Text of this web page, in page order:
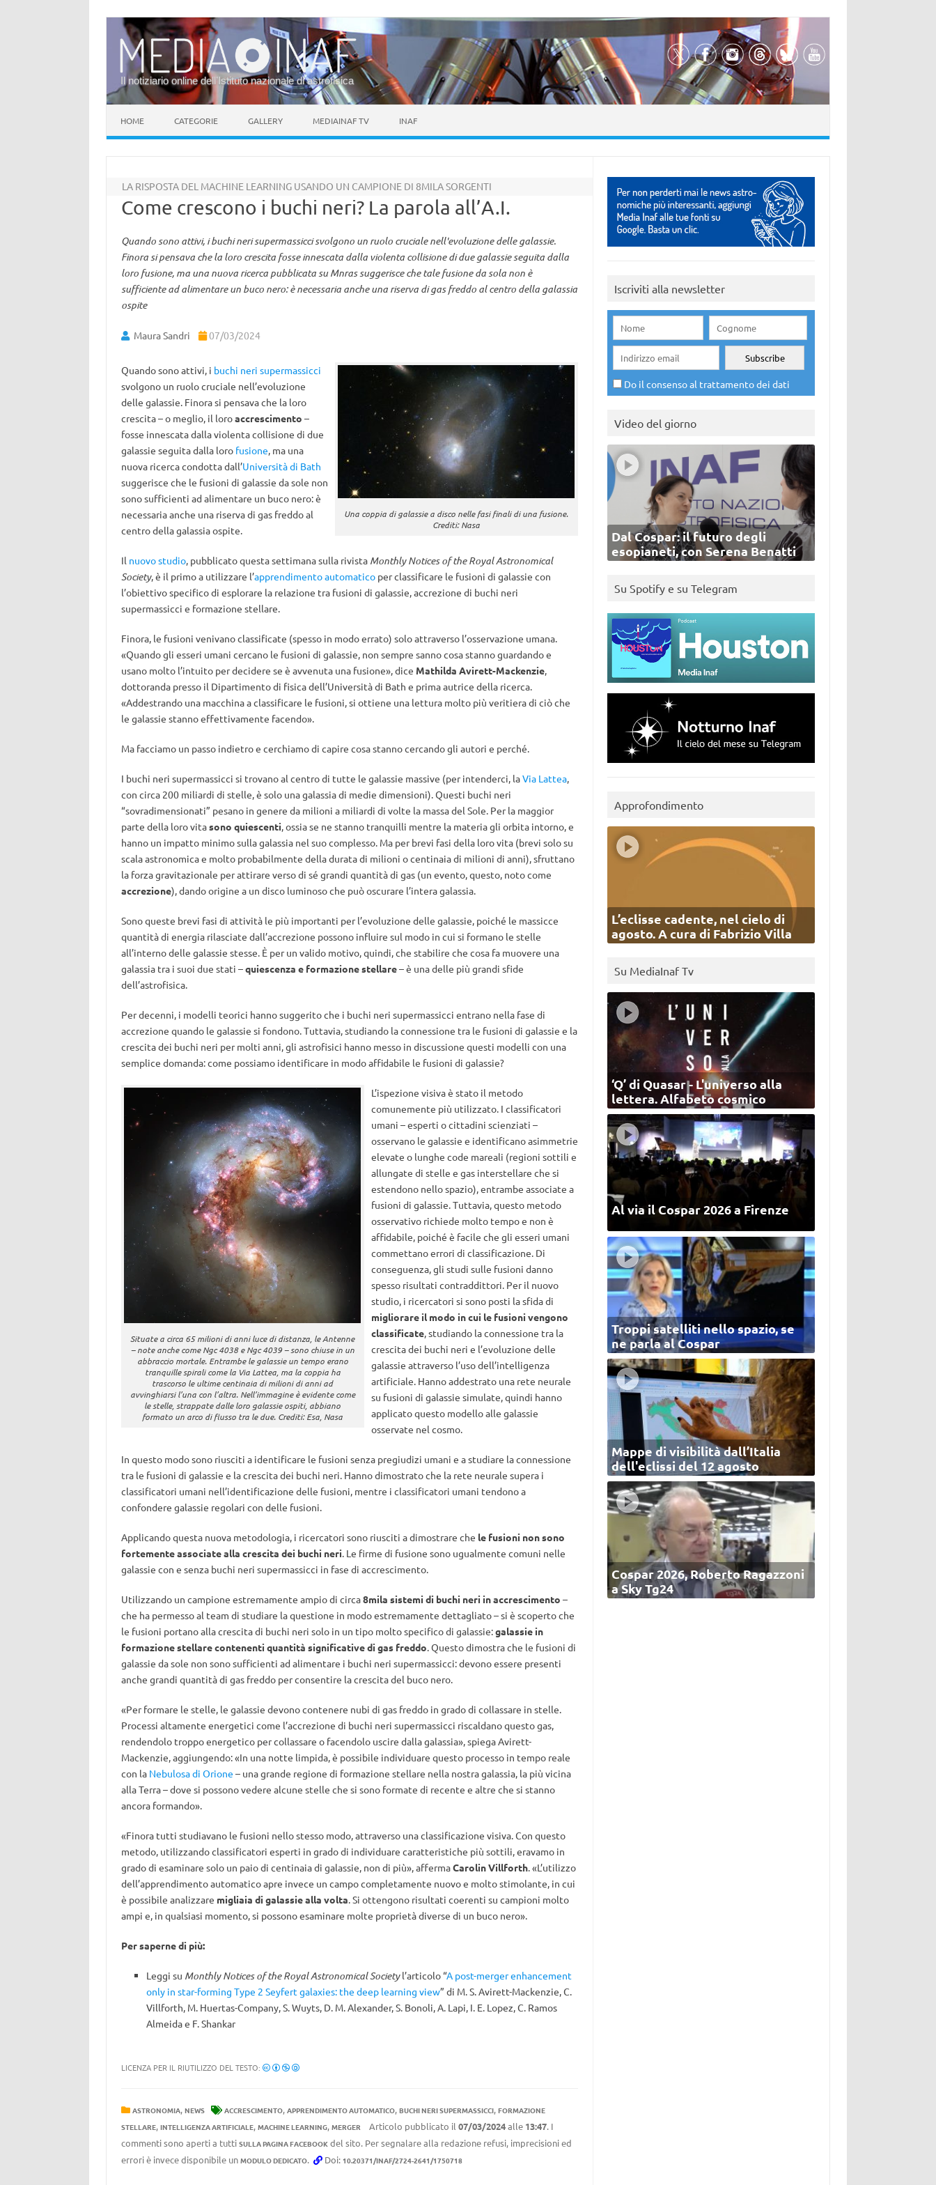
Il notiziario online dell’Istituto nazionale di astrofisica
HOME CATEGORIE GALLERY MEDIAINAF TV INAF
LA RISPOSTA DEL MACHINE LEARNING USANDO UN CAMPIONE DI 8MILA SORGENTI
Come crescono i buchi neri? La parola all’A.I.
Quando sono attivi, i buchi neri supermassicci svolgono un ruolo cruciale nell'evoluzione delle galassie.
Finora si pensava che la loro crescita fosse innescata dalla violenta collisione di due galassie seguita dalla
loro fusione, ma una nuova ricerca pubblicata su Mnras suggerisce che tale fusione da sola non è
sufficiente ad alimentare un buco nero: è necessaria anche una riserva di gas freddo al centro della galassia
ospite
Maura Sandri 07/03/2024
Una coppia di galassie a disco nelle fasi finali di una fusione.
Crediti: Nasa
Quando sono attivi, i buchi neri supermassicci
svolgono un ruolo cruciale nell’evoluzione
delle galassie. Finora si pensava che la loro
crescita – o meglio, il loroaccrescimento –
fosse innescata dalla violenta collisione di due
galassie seguita dalla loro fusione, ma una
nuova ricerca condotta dall’Università di Bath
suggerisce che le fusioni di galassie da sole non
sono sufficienti ad alimentare un buco nero: è
necessaria anche una riserva di gas freddo al
centro della galassia ospite.
Il nuovo studio, pubblicato questa settimana sulla rivista Monthly Notices of the Royal Astronomical
Society, è il primo a utilizzare l’apprendimento automaticoper classificare le fusioni di galassie con
l’obiettivo specifico di esplorare la relazione tra fusioni di galassie, accrezione di buchi neri
supermassicci e formazione stellare.
Finora, le fusioni venivano classificate (spesso in modo errato) solo attraverso l’osservazione umana.
«Quando gli esseri umani cercano le fusioni di galassie, non sempre sanno cosa stanno guardando e
usano molto l’intuito per decidere se è avvenuta una fusione», dice Mathilda Avirett-Mackenzie,
dottoranda presso il Dipartimento di fisica dell’Università di Bath e prima autrice della ricerca.
«Addestrando una macchina a classificare le fusioni, si ottiene una lettura molto più veritiera di ciò che
le galassie stanno effettivamente facendo».
Ma facciamo un passo indietro e cerchiamo di capire cosa stanno cercando gli autori e perché.
I buchi neri supermassicci si trovano al centro di tutte le galassie massive (per intenderci, laVia Lattea,
con circa 200 miliardi di stelle, è solo una galassia di medie dimensioni). Questi buchi neri
“sovradimensionati” pesano in genere da milioni a miliardi di volte la massa del Sole. Per la maggior
parte della loro vitasono quiescenti, ossia se ne stanno tranquilli mentre la materia gli orbita intorno, e
hanno un impatto minimo sulla galassia nel suo complesso. Ma per brevi fasi della loro vita (brevi solo su
scala astronomica e molto probabilmente della durata di milioni o centinaia di milioni di anni), sfruttano
la forza gravitazionale per attirare verso di sé grandi quantità di gas (un evento, questo, noto come
accrezione), dando origine a un disco luminoso che può oscurare l’intera galassia.
Sono queste brevi fasi di attività le più importanti per l’evoluzione delle galassie, poiché le massicce
quantità di energia rilasciate dall’accrezione possono influire sul modo in cui si formano le stelle
all’interno delle galassie stesse. È per un valido motivo, quindi, che stabilire che cosa fa muovere una
galassia tra i suoi due stati –quiescenza e formazione stellare– è una delle più grandi sfide
dell’astrofisica.
Per decenni, i modelli teorici hanno suggerito che i buchi neri supermassicci entrano nella fase di
accrezione quando le galassie si fondono. Tuttavia, studiando la connessione tra le fusioni di galassie e la
crescita dei buchi neri per molti anni, gli astrofisici hanno messo in discussione questi modelli con una
semplice domanda: come possiamo identificare in modo affidabile le fusioni di galassie?
Situate a circa 65 milioni di anni luce di distanza, le Antenne
– note anche come Ngc 4038 e Ngc 4039 – sono chiuse in un
abbraccio mortale. Entrambe le galassie un tempo erano
tranquille spirali come la Via Lattea, ma la coppia ha
trascorso le ultime centinaia di milioni di anni ad
avvinghiarsi l’una con l’altra. Nell’immagine è evidente come
le stelle, strappate dalle loro galassie ospiti, abbiano
formato un arco di flusso tra le due. Crediti: Esa, Nasa
L’ispezione visiva è stato il metodo
comunemente più utilizzato. I classificatori
umani – esperti o cittadini scienziati –
osservano le galassie e identificano asimmetrie
elevate o lunghe code mareali (regioni sottili e
allungate di stelle e gas interstellare che si
estendono nello spazio), entrambe associate a
fusioni di galassie. Tuttavia, questo metodo
osservativo richiede molto tempo e non è
affidabile, poiché è facile che gli esseri umani
commettano errori di classificazione. Di
conseguenza, gli studi sulle fusioni danno
spesso risultati contraddittori. Per il nuovo
studio, i ricercatori si sono posti la sfida di
migliorare il modo in cui le fusioni vengono
classificate, studiando la connessione tra la
crescita dei buchi neri e l’evoluzione delle
galassie attraverso l’uso dell’intelligenza
artificiale. Hanno addestrato una rete neurale
su fusioni di galassie simulate, quindi hanno
applicato questo modello alle galassie
osservate nel cosmo.
In questo modo sono riusciti a identificare le fusioni senza pregiudizi umani e a studiare la connessione
tra le fusioni di galassie e la crescita dei buchi neri. Hanno dimostrato che la rete neurale supera i
classificatori umani nell’identificazione delle fusioni, mentre i classificatori umani tendono a
confondere galassie regolari con delle fusioni.
Applicando questa nuova metodologia, i ricercatori sono riusciti a dimostrare che le fusioni non sono
fortemente associate alla crescita dei buchi neri. Le firme di fusione sono ugualmente comuni nelle
galassie con e senza buchi neri supermassicci in fase di accrescimento.
Utilizzando un campione estremamente ampio di circa8mila sistemi di buchi neri in accrescimento –
che ha permesso al team di studiare la questione in modo estremamente dettagliato – si è scoperto che
le fusioni portano alla crescita di buchi neri solo in un tipo molto specifico di galassie:galassie in
formazione stellare contenenti quantità significative di gas freddo. Questo dimostra che le fusioni di
galassie da sole non sono sufficienti ad alimentare i buchi neri supermassicci: devono essere presenti
anche grandi quantità di gas freddo per consentire la crescita del buco nero.
«Per formare le stelle, le galassie devono contenere nubi di gas freddo in grado di collassare in stelle.
Processi altamente energetici come l’accrezione di buchi neri supermassicci riscaldano questo gas,
rendendolo troppo energetico per collassare o facendolo uscire dalla galassia», spiega Avirett-
Mackenzie, aggiungendo: «In una notte limpida, è possibile individuare questo processo in tempo reale
con la Nebulosa di Orione – una grande regione di formazione stellare nella nostra galassia, la più vicina
alla Terra – dove si possono vedere alcune stelle che si sono formate di recente e altre che si stanno
ancora formando».
«Finora tutti studiavano le fusioni nello stesso modo, attraverso una classificazione visiva. Con questo
metodo, utilizzando classificatori esperti in grado di individuare caratteristiche più sottili, eravamo in
grado di esaminare solo un paio di centinaia di galassie, non di più», affermaCarolin Villforth. «L’utilizzo
dell’apprendimento automatico apre invece un campo completamente nuovo e molto stimolante, in cui
è possibile analizzare migliaia di galassie alla volta. Si ottengono risultati coerenti su campioni molto
ampi e, in qualsiasi momento, si possono esaminare molte proprietà diverse di un buco nero».
Per saperne di più:
Leggi su Monthly Notices of the Royal Astronomical Societyl’articolo “A post-merger enhancement
only in star-forming Type 2 Seyfert galaxies: the deep learning view” di M. S. Avirett-Mackenzie, C.
Villforth, M. Huertas-Company, S. Wuyts, D. M. Alexander, S. Bonoli, A. Lapi, I. E. Lopez, C. Ramos
Almeida e F. Shankar
LICENZA PER IL RIUTILIZZO DEL TESTO:
ASTRONOMIA, NEWS ACCRESCIMENTO, APPRENDIMENTO AUTOMATICO, BUCHI NERI SUPERMASSICCI, FORMAZIONE
STELLARE, INTELLIGENZA ARTIFICIALE, MACHINE LEARNING, MERGER Articolo pubblicato il 07/03/2024alle 13:47. I
commenti sono aperti a tutti SULLA PAGINA FACEBOOKdel sito. Per segnalare alla redazione refusi, imprecisioni ed
errori è invece disponibile un MODULO DEDICATO. Doi: 10.20371/INAF/2724-2641/1750718
Iscriviti alla newsletter
Do il consenso al trattamento dei dati
Video del giorno
Dal Cospar: il futuro degli
esopianeti, con Serena Benatti
Su Spotify e su Telegram
Approfondimento
L’eclisse cadente, nel cielo di
agosto. A cura di Fabrizio Villa
Su MediaInaf Tv
‘Q’ di Quasar - L'universo alla
lettera. Alfabeto cosmico
Al via il Cospar 2026 a Firenze
Troppi satelliti nello spazio, se
ne parla al Cospar
Mappe di visibilità dall’Italia
dell'eclissi del 12 agosto
Cospar 2026, Roberto Ragazzoni
a Sky Tg24